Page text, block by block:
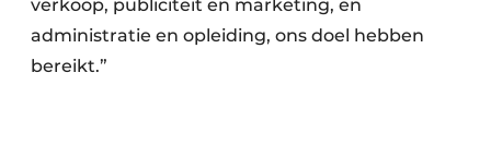
verkoop, publiciteit en marketing, en
administratie en opleiding, ons doel hebben
bereikt.”